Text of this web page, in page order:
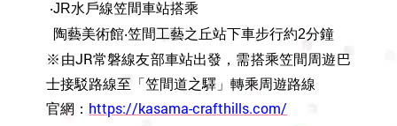
‧JR水戶線笠間車站搭乘
陶藝美術館‧笠間工藝之丘站下車步行約2分鐘
※由JR常磐線友部車站出發，需搭乘笠間周遊巴
士接駁路線至「笠間道之驛」轉乘周遊路線
官網： https://kasama-crafthills.com/